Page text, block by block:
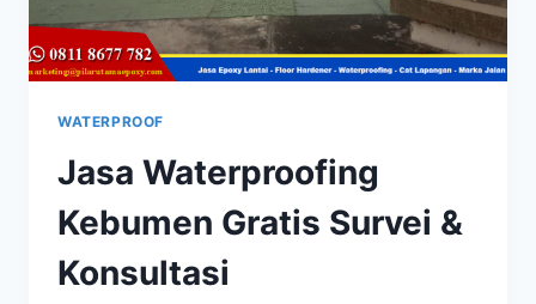
WATERPROOF
Jasa Waterproofing
Kebumen Gratis Survei &
Konsultasi